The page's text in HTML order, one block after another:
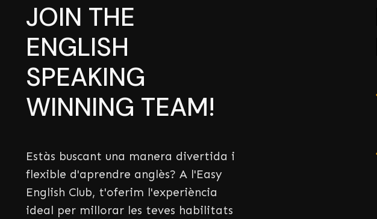
JOIN THE
ENGLISH
SPEAKING
WINNING TEAM!
Estàs buscant una manera divertida i
flexible d'aprendre anglès? A l'Easy
English Club, t'oferim l'experiència
ideal per millorar les teves habilitats